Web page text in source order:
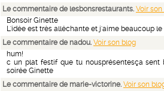
Le commentaire de lesbonsrestaurants. Voir
Bonsoir Ginette
L'idée est très alléchante et j'aime beaucoup le
Le commentaire de nadou. Voir son blog
hum!
c un plat festif que tu nousprésentesça sent
soirée Ginette
Le commentaire de marie-victorine. Voir son